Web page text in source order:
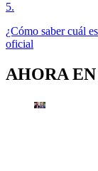
5.
¿Cómo saber cuál
oficial
AHORA EN